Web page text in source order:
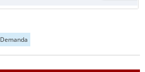
Demanda